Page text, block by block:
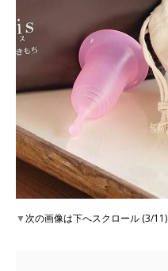
▼次の画像は下へスクロール (3/11)